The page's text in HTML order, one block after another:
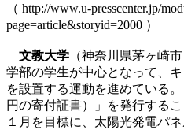
（ http://www.u-presscenter.jp/
page=article&storyid=2000 ）
文教大学 （神奈川県茅ヶ崎
学部の学生が中心となって、
を設置する運動を進めている
円の寄付証書）」を発行する
１月を目標に、太陽光発電パ